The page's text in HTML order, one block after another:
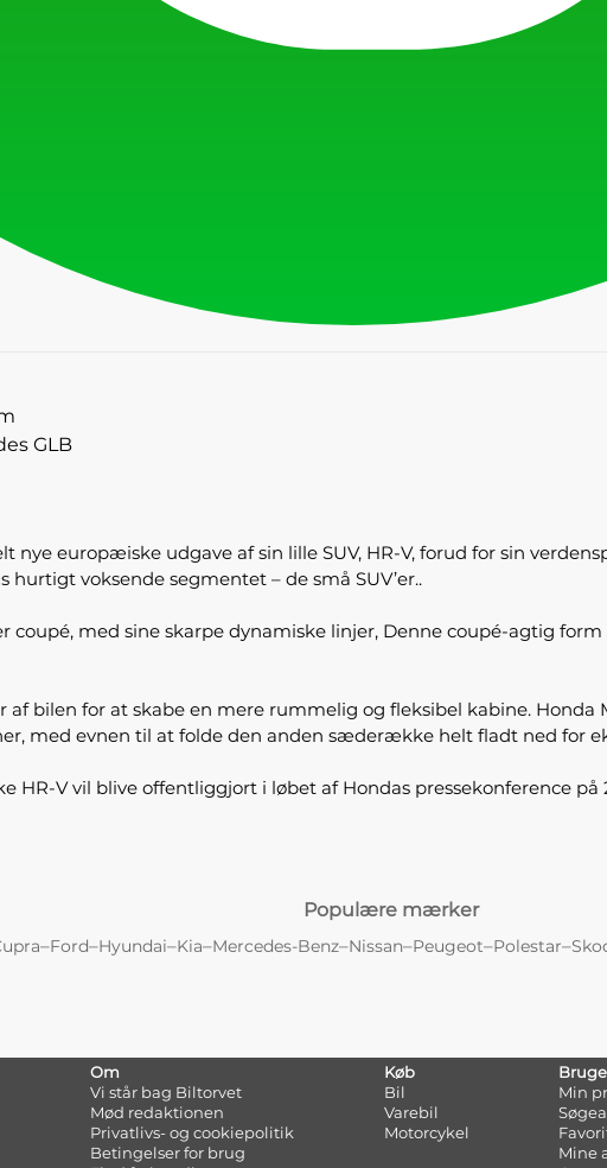
GLB
nye europæiske udgave af sin lille SUV, HR-V, forud for sin
voksende segmentet – de små SUV’er..
coupé, med sine skarpe dynamiske linjer, Denne coupé-agtig
bilen for at skabe en mere rummelig og fleksibel kabine. Honda
med evnen til at folde den anden sæderække helt fladt ned for
HR-V vil blive offentliggjort i løbet af Hondas pressekonference på
Populære mærker
–Ford–Hyundai–Kia–Mercedes-Benz–Nissan–Peugeot–Polestar–
Om
Vi står bag Biltorvet
Mød redaktionen
Privatlivs- og cookiepolitik
Betingelser for brug
Køb
Bil
Varebil
Motorcykel
Min
Mine